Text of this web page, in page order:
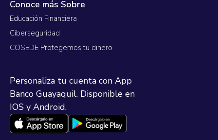
Conoce más Sobre
Educación Financiera
Ciberseguridad
COSEDE Protegemos tu dinero
Personaliza tu cuenta con App
Banco Guayaquil. Disponible en
IOS y Android.